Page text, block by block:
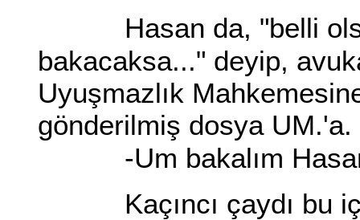
Hasan da, "belli
bakacaksa..." deyip,
Uyuşmazlık
gönderilmiş dosya UM.'a.
-Um bakalım
Kaçıncı çaydı bu